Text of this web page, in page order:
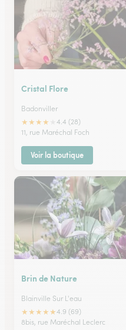
Cristal Flore
Badonviller
★★★★
4.4 (28)
11, rue Maréchal Foch
Voir la boutique
Brin de Nature
Blainville Sur L'eau
★★★★★4.9 (69)
8bis, rue Maréchal Leclerc